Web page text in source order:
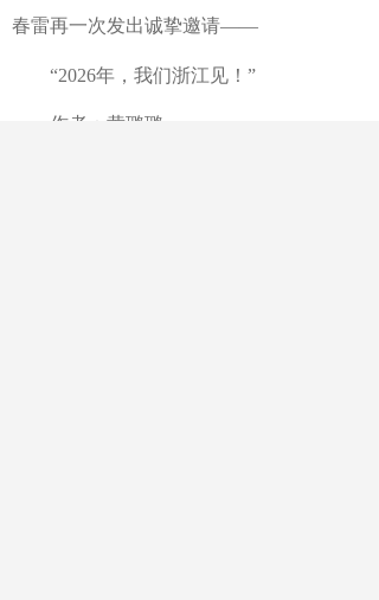
春雷再一次发出诚挚邀请——
“2026年，我们浙江见！”
作者：黄璐璐